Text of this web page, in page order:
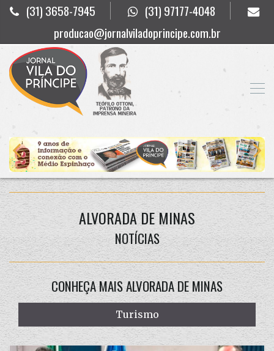
(31) 3658-7945
(31) 97177-4048
producao@jornalviladoprincipe.com.br
ALVORADA DE MINAS
NOTÍCIAS
CONHEÇA MAIS ALVORADA DE MINAS
Turismo